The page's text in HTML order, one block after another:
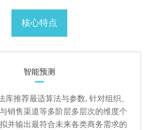
核心特点
智能预测
库推荐最适算法与参数, 针对组织、
销售渠道等多阶层多层次的维度个
并输出最符合未来各类商务需求的